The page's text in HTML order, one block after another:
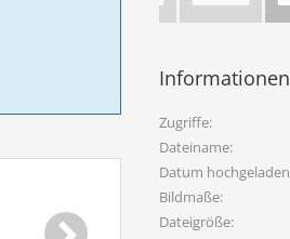
Informationen
Zugriffe
Dateiname
Datum hochgeladen
Bildmaße
Dateigröße